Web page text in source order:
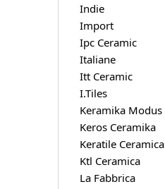
Indie
Import
Ipc Ceramic
Italiane
Itt Ceramic
I.Tiles
Keramika Modus
Keros Ceramika
Keratile Ceramica
Ktl Ceramica
La Fabbrica